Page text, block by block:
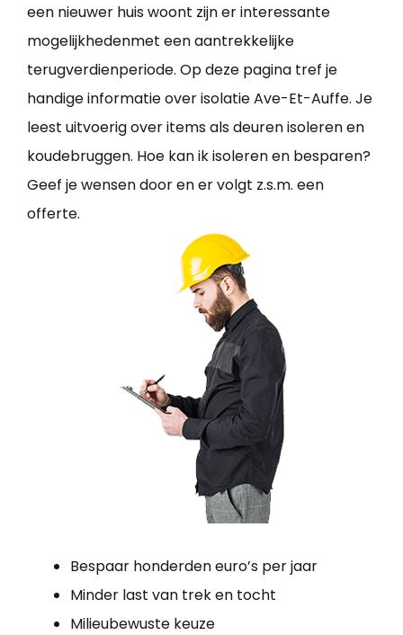
een nieuwer huis woont zijn er interessante
mogelijkhedenmet een aantrekkelijke
terugverdienperiode. Op deze pagina tref je
handige informatie over isolatie Ave-Et-Auffe. Je
leest uitvoerig over items als deuren isoleren en
koudebruggen. Hoe kan ik isoleren en besparen?
Geef je wensen door en er volgt z.s.m. een
offerte.
Bespaar honderden euro’s per jaar
Minder last van trek en tocht
Milieubewuste keuze